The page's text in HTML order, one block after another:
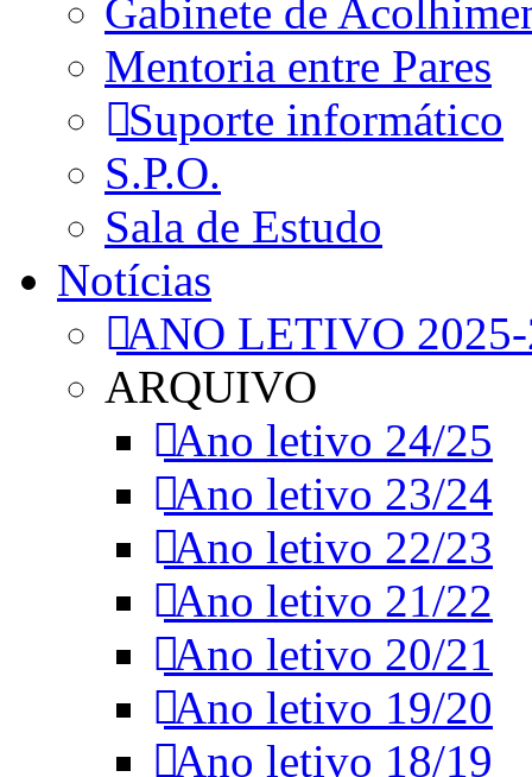
Gabinete de
Mentoria entre Pares
Suporte informático
S.P.O.
Sala de Estudo
Notícias
ANO LETIVO
ARQUIVO
Ano letivo 24/25
Ano letivo 23/24
Ano letivo 22/23
Ano letivo 21/22
Ano letivo 20/21
Ano letivo 19/20
Ano letivo 18/19